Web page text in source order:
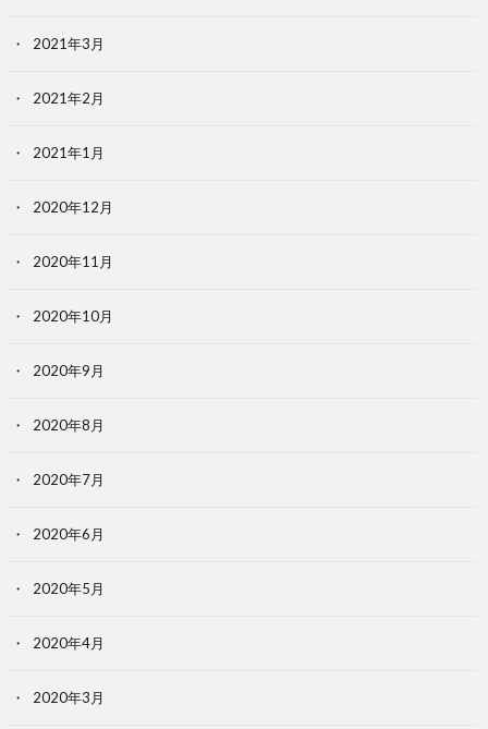
2021年3月
2021年2月
2021年1月
2020年12月
2020年11月
2020年10月
2020年9月
2020年8月
2020年7月
2020年6月
2020年5月
2020年4月
2020年3月